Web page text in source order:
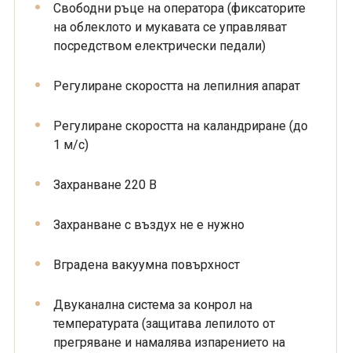
Свободни ръце на оператора (фиксаторите
на облеклото и мукавата се управляват
посредством електрически педали)
Регулиране скоростта на лепилния апарат
Регулиране скоростта на каландриране (до
1 м/с)
Захранване 220 В
Захранване с въздух не е нужно
Вградена вакуумна повърхност
Двуканална система за конрол на
температурата (защитава лепилото от
прегряване и намалява изпарението на